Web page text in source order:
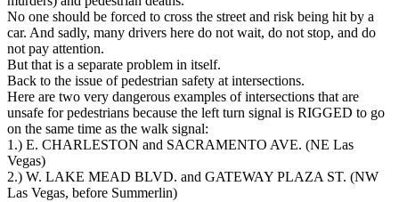
No one should be forced to cross the street and risk being hit by a
car. And sadly, many drivers here do not wait, do not stop, and do
not pay attention.
But that is a separate problem in itself.
Back to the issue of pedestrian safety at intersections.
Here are two very dangerous examples of intersections that are
unsafe for pedestrians because the left turn signal is RIGGED to go
on the same time as the walk signal:
1.) E. CHARLESTON and SACRAMENTO AVE. (NE Las
Vegas)
2.) W. LAKE MEAD BLVD. and GATEWAY PLAZA ST. (NW
Las Vegas, before Summerlin)